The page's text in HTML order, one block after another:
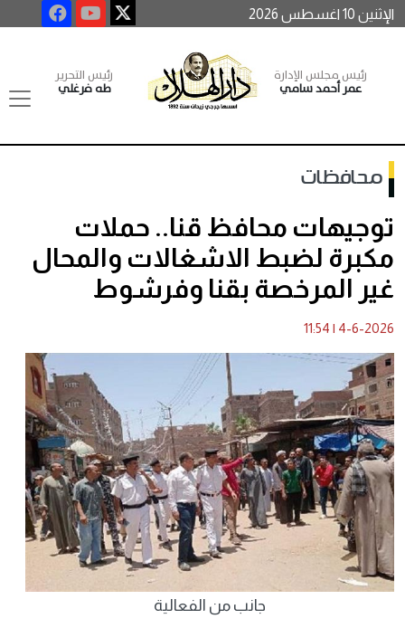
الإثنين 10 اغسطس 2026
رئيس مجلس الإدارة
عمر أحمد سامي
رئيس التحرير
طه فرغلي
محافظات
توجيهات محافظ قنا.. حملات
مكبرة لضبط الاشغالات والمحال
غير المرخصة بقنا وفرشوط
4-6-2026
|
11:54
جانب من الفعالية